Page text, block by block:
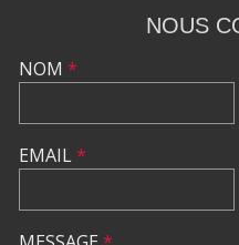
NOUS
NOM *
EMAIL*